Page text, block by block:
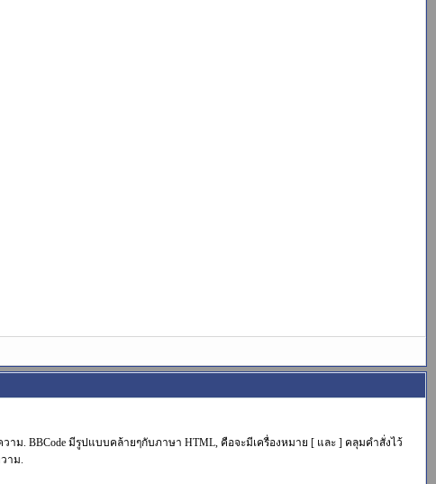
. BBCode มีรูปแบบคล้ายๆกับภาษา HTML, คือจะมีเครื่องหมาย [ และ ] คลุมคำสั่งไว้
าม.